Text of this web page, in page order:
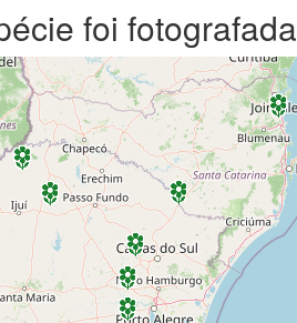
foi fotografada